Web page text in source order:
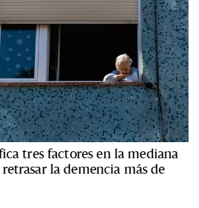
tres factores en la mediana
la demencia más de